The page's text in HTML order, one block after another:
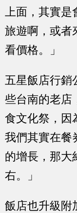
上面，其實是
旅遊啊，或者
看價格。」
五星飯店行銷
些台南的老店
食文化祭，因
我們其實在餐
的增長，那大
右。」
飯店也升級附